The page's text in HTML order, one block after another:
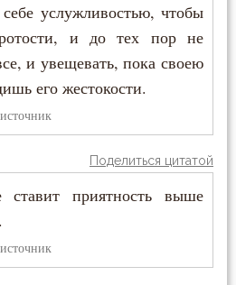
услужливостью, чтобы
и до тех пор не
и увещевать, пока своею
его жестокости.
Поделиться цитатой
приятность выше